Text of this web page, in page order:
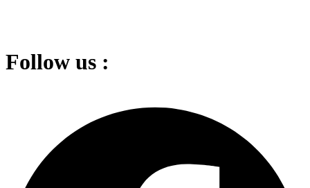
Follow us :